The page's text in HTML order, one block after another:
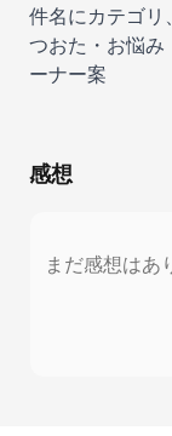
件名にカテゴリ
つおた・お悩み
ーナー案
感想
まだ感想はあ